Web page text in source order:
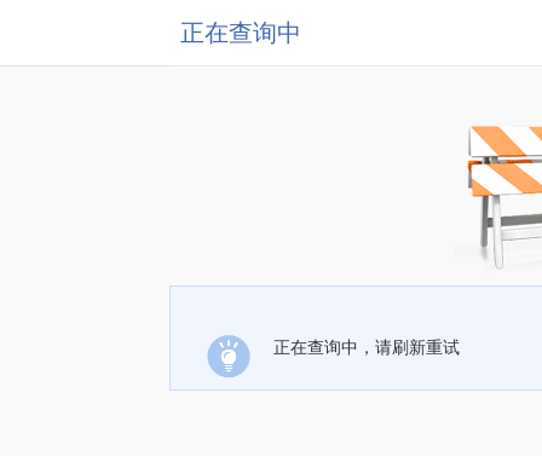
正在查询中
正在查询中，请刷新重试